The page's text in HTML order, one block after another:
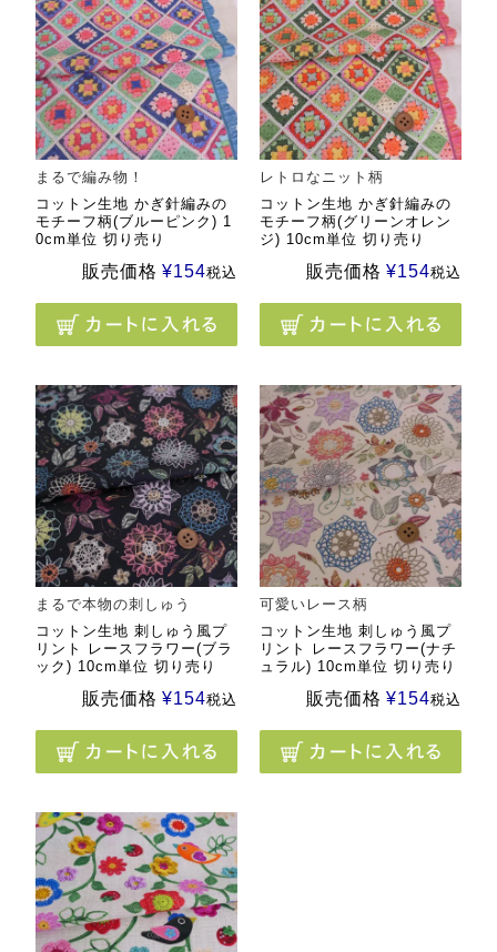
まるで編み物！
コットン生地 かぎ針編みの
モチーフ柄(ブルーピンク) 1
0cm単位 切り売り
販売価格 ¥154税込
レトロなニット柄
コットン生地 かぎ針編みの
モチーフ柄(グリーンオレン
ジ) 10cm単位 切り売り
販売価格 ¥154税込
まるで本物の刺しゅう
コットン生地 刺しゅう風プ
リント レースフラワー(ブラ
ック) 10cm単位 切り売り
販売価格 ¥154税込
可愛いレース柄
コットン生地 刺しゅう風プ
リント レースフラワー(ナチ
ュラル) 10cm単位 切り売り
販売価格 ¥154税込